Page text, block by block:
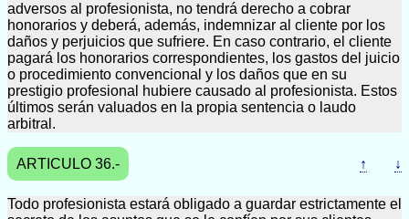
adversos al profesionista, no tendrá derecho a cobrar
honorarios y deberá, además, indemnizar al cliente por los
daños y perjuicios que sufriere. En caso contrario, el cliente
pagará los honorarios correspondientes, los gastos del juicio
o procedimiento convencional y los daños que en su
prestigio profesional hubiere causado al profesionista. Estos
últimos serán valuados en la propia sentencia o laudo
arbitral.
ARTICULO 36.- ↑ ↓
Todo profesionista estará obligado a guardar estrictamente el